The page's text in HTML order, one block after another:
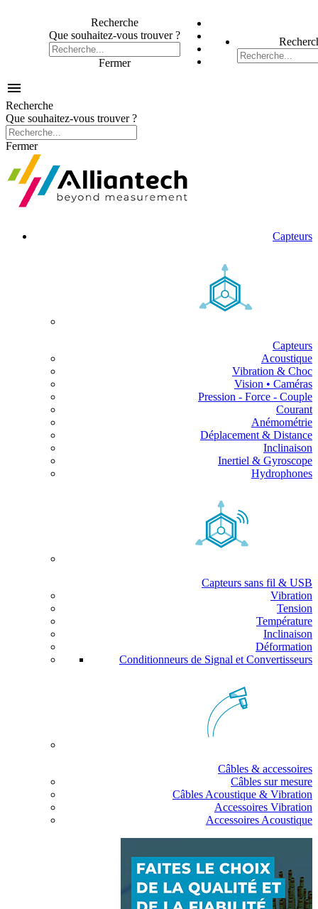
Recherche
Que souhaitez-vous trouver ?
Fermer

Recherche
Que souhaitez-vous trouver ?
Fermer
Capteurs
Capteurs
Acoustique
Vibration & Choc
Vision • Caméras
Pression - Force - Couple
Courant
Anémométrie
Déplacement & Distance
Inclinaison
Inertiel & Gyroscope
Hydrophones
Capteurs sans fil & USB
Vibration
Tension
Température
Inclinaison
Déformation
Conditionneurs de Signal et Convertisseurs
Câbles & accessoires
Câbles sur mesure
Câbles Acoustique & Vibration
Accessoires Vibration
Accessoires Acoustique